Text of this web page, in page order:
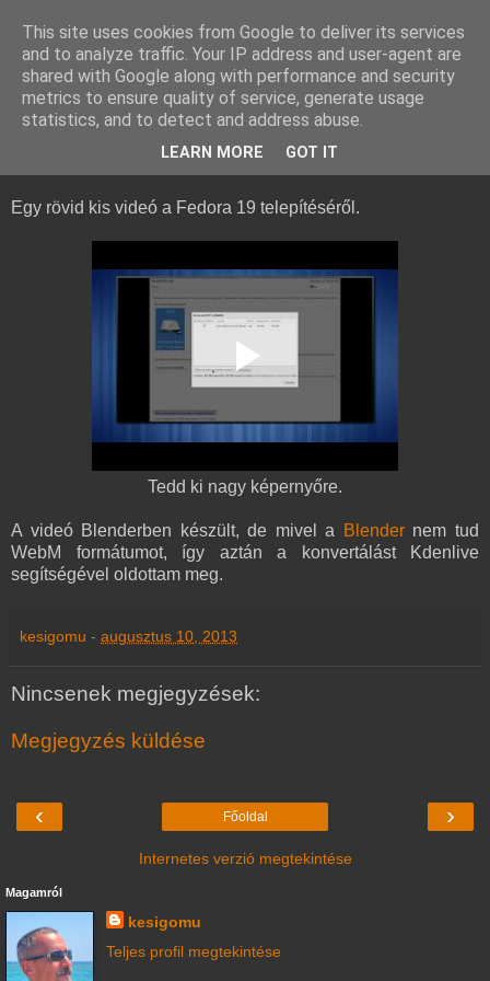
kesigomu - ケシゴム
Fedora 19 Install videó
Egy rövid kis videó a Fedora 19 telepítéséről.
Tedd ki nagy képernyőre.
A videó Blenderben készült, de mivel a Blendernem tud
WebM formátumot, így aztán a konvertálást Kdenlive
segítségével oldottam meg.
kesigomu - augusztus 10, 2013
Nincsenek megjegyzések:
Megjegyzés küldése
‹ ›
Főoldal
Internetes verzió megtekintése
Magamról
kesigomu
Teljes profil megtekintése
This site uses cookies from Google to deliver its services
and to analyze traffic. Your IP address and user-agent are
shared with Google along with performance and security
metrics to ensure quality of service, generate usage
statistics, and to detect and address abuse.
LEARN MORE GOT IT